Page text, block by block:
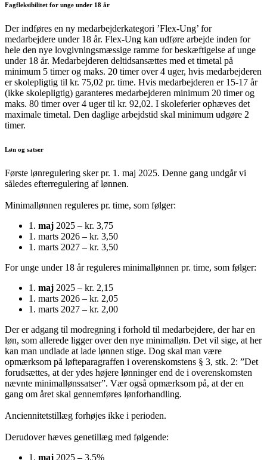
Fagfleksibilitet for unge under 18 år
Der indføres en ny medarbejderkategori ’Flex-Ung’ for
medarbejdere under 18 år. Flex-Ung kan udføre arbejde inden for
hele den nye lovgivningsmæssige ramme for beskæftigelse af unge
under 18 år. Medarbejderen deltidsansættes med et timetal på
minimum 5 timer og maks. 20 timer over 4 uger, hvis medarbejderen
er skolepligtig til kr. 75,02 pr. time. Hvis medarbejderen er 15-17 år
(ikke skolepligtig) garanteres medarbejderen minimum 20 timer og
maks. 80 timer over 4 uger til kr. 92,02. I skoleferier ophæves det
maximale timetal. Den daglige arbejdstid skal minimum udgøre 2
timer.
Løn og satser
Første lønregulering sker pr. 1. maj 2025. Denne gang undgår vi
således efterregulering af lønnen.
Minimallønnen reguleres pr. time, som følger:
1. maj 2025 – kr. 3,75
1. marts 2026 – kr. 3,50
1. marts 2027 – kr. 3,50
For unge under 18 år reguleres minimallønnen pr. time, som følger:
1. maj 2025 – kr. 2,15
1. marts 2026 – kr. 2,05
1. marts 2027 – kr. 2,00
Der er adgang til modregning i forhold til medarbejdere, der har en
løn, som allerede ligger over den nye minimalløn. Det vil sige, at her
kan man undlade at lade lønnen stige. Dog skal man være
opmærksom på løfteparagraffen i overenskomstens § 3, stk. 2: ”Det
forudsættes, at der ydes højere lønninger end de i overenskomsten
nævnte minimallønssatser”. Vær også opmærksom på, at der en
gang om året skal gennemføres lønforhandling.
Anciennitetstillæg forhøjes ikke i perioden.
Derudover hæves genetillæg med følgende:
1. maj 2025 – 3,5%